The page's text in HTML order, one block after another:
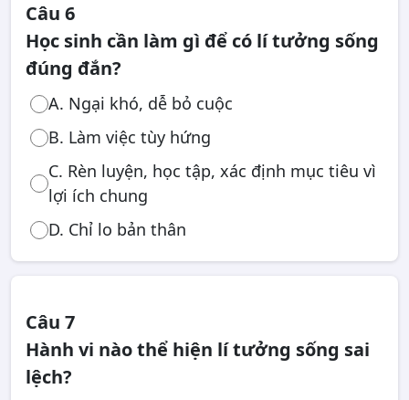
Câu 6
Học sinh cần làm gì để có lí tưởng sống
đúng đắn?
A. Ngại khó, dễ bỏ cuộc
B. Làm việc tùy hứng
C. Rèn luyện, học tập, xác định mục tiêu vì
lợi ích chung
D. Chỉ lo bản thân
Câu 7
Hành vi nào thể hiện lí tưởng sống sai
lệch?